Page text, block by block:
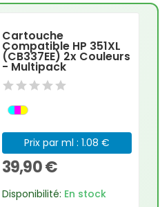
Cartouche
Compatible HP 351XL
(CB337EE) 2x Couleurs
- Multipack
Prix par ml : 1.08 €
39,90 €
Disponibilité: En stock